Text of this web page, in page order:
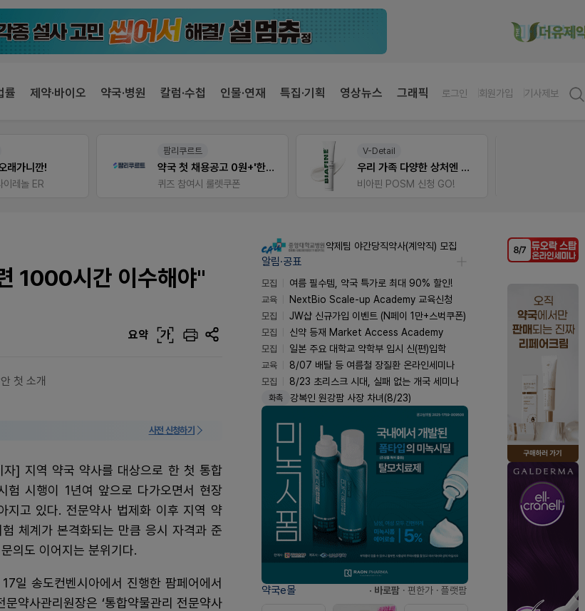
률 제약·바이오 약국·병원 칼럼·수첩 인물·연재 특집·기획 영상뉴스 그래픽 로그인 회원가입 기사제보
래가니깐!
이레놀 ER
팜리쿠르트
약국 첫 채용공고 0원+'한번 더' 무료 연장
퀴즈 참여시 룰렛쿠폰
V-Detail
우리 가족 다양한 상처엔 비아핀!
비아핀 POSM 신청 GO!
1000시간 이수해야"
요약 가
첫 소개
사전 신청하기
자] 지역 약국 약사를 대상으로 한 첫 통합
험 시행이 1년여 앞으로 다가오면서 현장
지고 있다. 전문약사 법제화 이후 지역 약
체계가 본격화되는 만큼 응시 자격과 준
의도 이어지는 분위기다.
일 송도컨벤시아에서 진행한 팜페어에서
문약사관리원장은 ‘통합약물관리 전문약사
약제팀 야간당직약사(계약직) 모집
알림·공표
모집
여름 필수템, 약국 특가로 최대 90% 할인!
교육
NextBio Scale-up Academy 교육신청
모집
JW샵 신규가입 이벤트 (N페이 1만+스벅쿠폰)
모집
신약 등재 Market Access Academy
모집
일본 주요 대학교 약학부 입시 신(편)입학
교육
8/07 배탈 등 여름철 장질환 온라인세미나
모집
8/23 초리스크 시대, 실패 없는 개국 세미나
화촉 강복인 원강팜 사장 차녀(8/23)
약국e몰 · 바로팜 · 편한가 · 플랫팜